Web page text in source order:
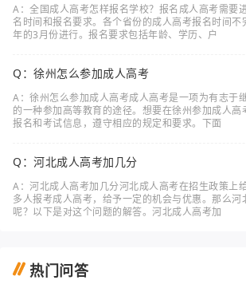
A：全国成人高考怎样报名学校？报名成人高考需要
名时间和报名要求。各个省份的成人高考报名时间不
年的3月份进行。报名要求包括年龄、学历、户
Q：徐州怎么参加成人高考
A：徐州怎么参加成人高考成人高考是一项为有志于
的一种参加高等教育的途径。想要在徐州参加成人高
报名和考试信息，遵守相应的规定和要求。下面
Q：河北成人高考加几分
A：河北成人高考加几分河北成人高考在招生政策上
多人报考成人高考，给予一定的机会与优惠。那么河
呢？以下是对这个问题的解答。河北成人高考加
热门问答